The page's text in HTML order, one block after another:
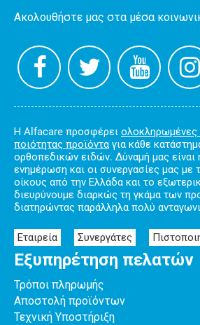
Ακολουθήστε μας στα μέσα
Η Alfacare προσφέρει ολοκληρωμένες
ποιότητας προϊόντα για κάθε
ορθοπεδικών ειδών. Δύναμή μας είναι
ενημέρωση και οι συνεργασίες μας με
οίκους από την Ελλάδα και το
διευρύνουμε διαρκώς τη γκάμα των
διατηρώντας παράλληλα πολύ
Εταιρεία Συνεργάτες
Εξυπηρέτηση πελατών
Τρόποι πληρωμής
Αποστολή προϊόντων
Τεχνική Υποστήριξη